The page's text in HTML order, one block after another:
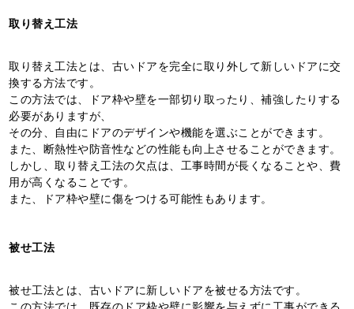
取り替え工法
取り替え工法とは、古いドアを完全に取り外して新しいドアに交
換する方法です。
この方法では、ドア枠や壁を一部切り取ったり、補強したりする
必要がありますが、
その分、自由にドアのデザインや機能を選ぶことができます。
また、断熱性や防音性などの性能も向上させることができます。
しかし、取り替え工法の欠点は、工事時間が長くなることや、費
用が高くなることです。
また、ドア枠や壁に傷をつける可能性もあります。
被せ工法
被せ工法とは、古いドアに新しいドアを被せる方法です。